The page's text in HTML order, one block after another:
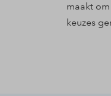
maakt
keuzes